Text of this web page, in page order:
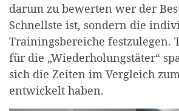
darum zu bewerten wer der
Schnellste ist, sondern die
Trainingsbereiche festzulegen.
für die „Wiederholungstäter“
sich die Zeiten im Vergleich
entwickelt haben.